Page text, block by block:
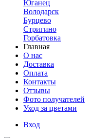
Юганец
Володарск
Бурцево
Стригино
Горбатовка
Главная
О нас
Доставка
Оплата
Контакты
Отзывы
Фото получателей
Уход за цветами
Вход